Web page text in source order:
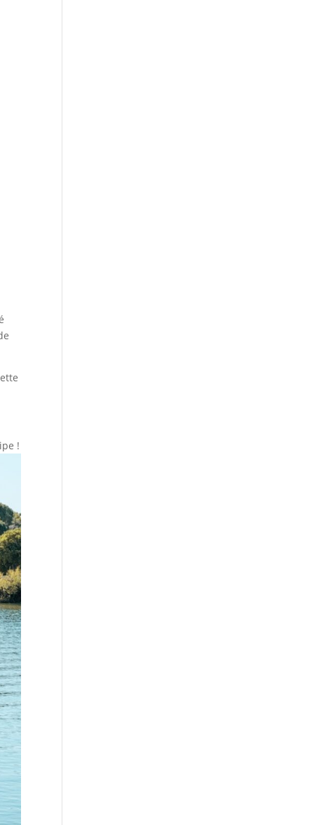
!